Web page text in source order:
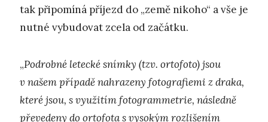
tak připomíná příjezd do „země nikoho“ a vše je
nutné vybudovat zcela od začátku.
„Podrobné letecké snímky (tzv. ortofoto) jsou
v našem případě nahrazeny fotografiemi z draka,
které jsou, s využitím fotogrammetrie, následně
převedeny do ortofota s vysokým rozlišením